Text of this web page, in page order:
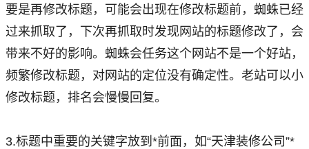
要是再修改标题，可能会出现在修改标题前，蜘蛛已经
过来抓取了，下次再抓取时发现网站的标题修改了，会
带来不好的影响。蜘蛛会任务这个网站不是一个好站，
频繁修改标题，对网站的定位没有确定性。老站可以小
修改标题，排名会慢慢回复。
3.标题中重要的关键字放到*前面，如“天津装修公司”*